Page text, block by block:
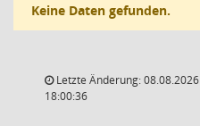
Keine Daten gefunden.
Letzte Änderung: 08.08.2026
18:00:36